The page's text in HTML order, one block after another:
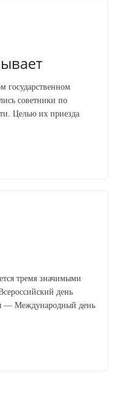
государственном
советники по
Целью их приезда
тремя значимыми
день
— Международный день